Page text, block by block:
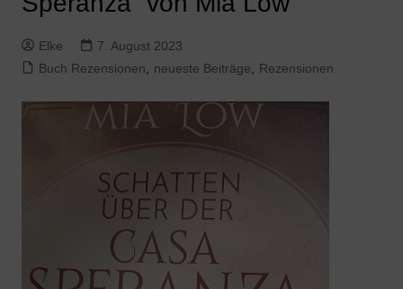
Elke
7. August 2023
Buch Rezensionen
neueste Beiträge Rezensionen